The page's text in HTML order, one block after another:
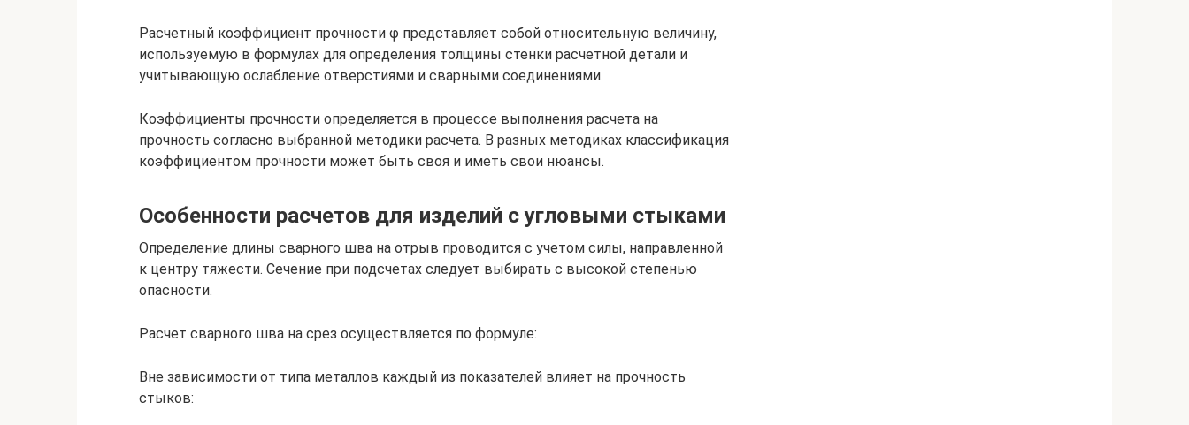
Расчетный коэффициент прочности φ представляет собой относительную величину,
используемую в формулах для определения толщины стенки расчетной детали и
учитывающую ослабление отверстиями и сварными соединениями.
Коэффициенты прочности определяется в процессе выполнения расчета на
прочность согласно выбранной методики расчета. В разных методиках классификация
коэффициентом прочности может быть своя и иметь свои нюансы.
Особенности расчетов для изделий с угловыми стыками
Определение длины сварного шва на отрыв проводится с учетом силы, направленной
к центру тяжести. Сечение при подсчетах следует выбирать с высокой степенью
опасности.
Расчет сварного шва на срез осуществляется по формуле:
Вне зависимости от типа металлов каждый из показателей влияет на прочность
стыков: